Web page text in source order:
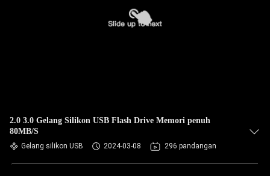
2.0 3.0 Gelang Silikon USB Flash Drive Memori penuh
80MB/S
Gelang silikon USB 2024-03-08 296 pandangan